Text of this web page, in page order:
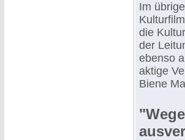
Im
die
der
ebenso
aktige
Biene